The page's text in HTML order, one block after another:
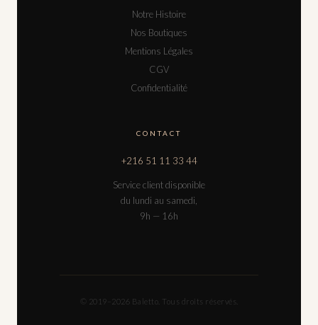
Notre Histoire
Nos Boutiques
Mentions Légales
CGV
Confidentialité
CONTACT
+216 51 11 33 44
Service client disponible
du lundi au samedi,
9h — 16h
© 2019–2026 Baletto. Tous droits réservés.